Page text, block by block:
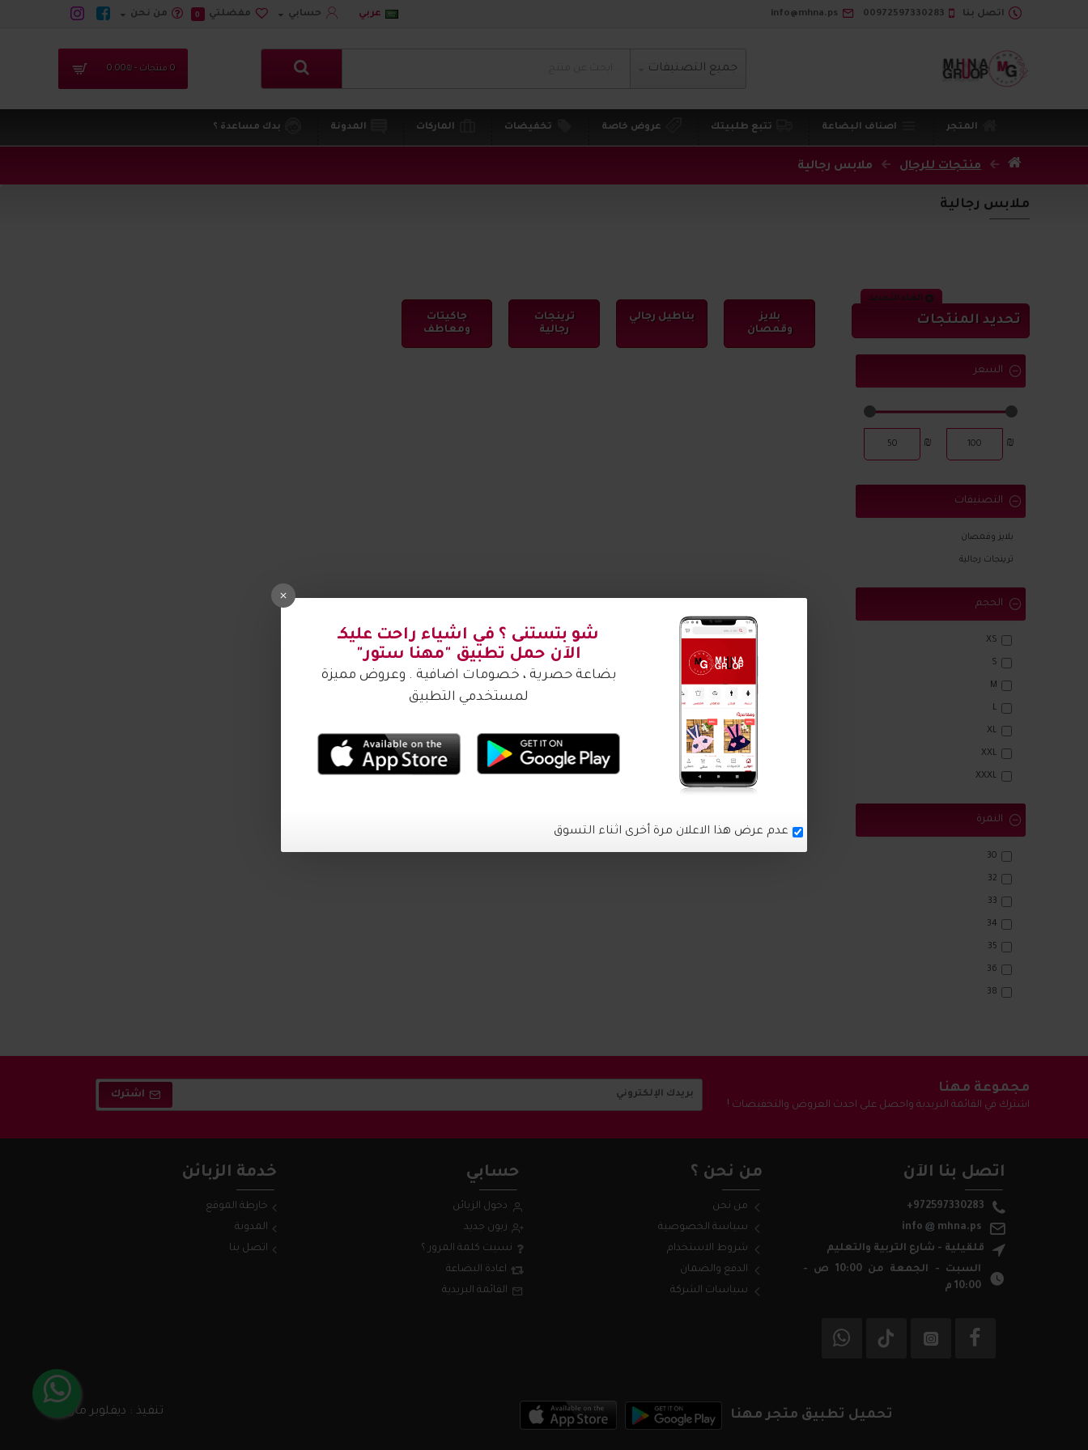
اتصل بنا 00972597330283
info@mhna.ps عربي حسابي مفضلتي 0 من نحن
جميع التصنيفات 0 منتجات - ₪0.00
المتجر اصناف البضاعة تتبع طلبيتك عروض خاصة تخفيضات الماركات المدونة بدك مساعدة ؟
شو بتستنى ؟ في اشياء راحت عليكـ
الآن حمل تطبيق "مهنا ستور"
بضاعة حصرية ، خصومات اضافية . وعروض مميزة
لمستخدمي التطبيق
عدم عرض هذا الاعلان مرة أخرى اثناء التسوق
منتجات للرجال ملابس رجالية
ملابس رجالية
تحديد المنتجات
الغاء التحديد
السعر
₪
₪
التصنيفات
بلايز وقمصان
ترينجات رجالية
الحجم
XS
S
M
L
XL
XXL
XXXL
النمرة
30
32
33
34
35
36
38
بلايز
وقمصان
بناطيل رجالي
ترينجات
رجالية
جاكيتات
ومعاطف
مجموعة مهنا
اشترك في القائمة البريدية واحصل على احدث العروض والتخفيضات !
اشترك
اتصل بنا الآن
+972597330283
info
mhna.ps
قلقيلية - شارع التربية والتعليم
السبت - الجمعة من 10:00 ص -
10:00 م
من نحن ؟
من نحن
سياسة الخصوصية
شروط الاستخدام
الدفع والضمان
سياسات الشركة
حسابي
دخول الزبائن
زبون جديد
نسيت كلمة المرور ؟
اعادة البضاعة
القائمة البريدية
خدمة الزبائن
خارطة الموقع
المدونة
اتصل بنا
تحميل تطبيق متجر مهنا تنفيذ : ديفلوبر مان